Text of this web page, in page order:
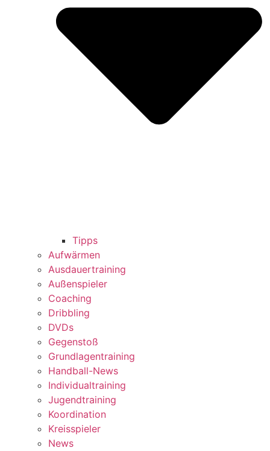
Tipps
Aufwärmen
Ausdauertraining
Außenspieler
Coaching
Dribbling
DVDs
Gegenstoß
Grundlagentraining
Handball-News
Individualtraining
Jugendtraining
Koordination
Kreisspieler
News